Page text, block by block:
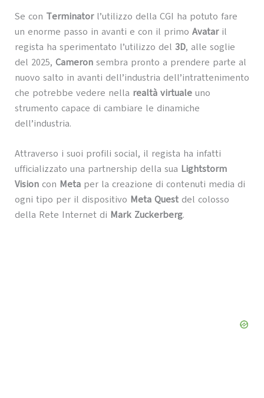
Se con Terminatorl’utilizzo della CGI ha potuto fare
un enorme passo in avanti e con il primo Avataril
regista ha sperimentato l’utilizzo del 3D, alle soglie
del 2025, Cameronsembra pronto a prendere parte al
nuovo salto in avanti dell’industria dell’intrattenimento
che potrebbe vedere nella realtà virtuale uno
strumento capace di cambiare le dinamiche
dell’industria.
Attraverso i suoi profili social, il regista ha infatti
ufficializzato una partnership della sua Lightstorm
Visioncon Metaper la creazione di contenuti media di
ogni tipo per il dispositivo Meta Quest del colosso
della Rete Internet di Mark Zuckerberg.